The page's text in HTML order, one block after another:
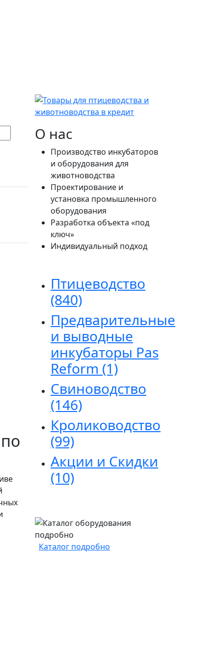
О нас
Производство инкубаторов
и оборудования для
животноводства
Проектирование и
установка промышленного
оборудования
Разработка объекта «под
ключ»
Индивидуальный подход
Птицеводство
(840)
Предварительные
и выводные
инкубаторы Pas
Reform (1)
Свиноводство
(146)
Кролиководство
(99)
Акции и Скидки
(10)
Каталог подробно